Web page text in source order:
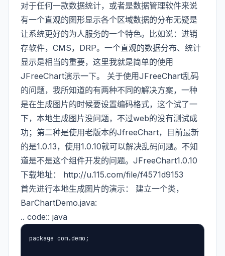
对于任何一款数据统计，或者是数据管理软件来说
有一个直观的图形显示各个区域数据的分布无疑是
让系统更好的为人服务的一个特色。比如说：进销
存软件，CMS，DRP。一个直观的数据分布、统计
显示是相当的重要，这里我就是简单的使用
JFreeChart演示一下。 关于使用JFreeChart乱码
的问题，我所知道的有两种不同的解决方案，一种
是在生成图片的时候要设置编码格式，这个试了一
下，本地生成图片没问题，不过web的没有测试成
功；第二种是使用老版本的JfreeChart，目前最新
的是1.0.13，使用1.0.10就可以解决乱码问题。不知
道是不是这个组件开发的问题。JFreeChart1.0.10
下载地址： http://u.115.com/file/f4571d9153
首先进行本地生成图片的演示： 建立一个类，
BarChartDemo.java:
.. code:: java
package com.demo;